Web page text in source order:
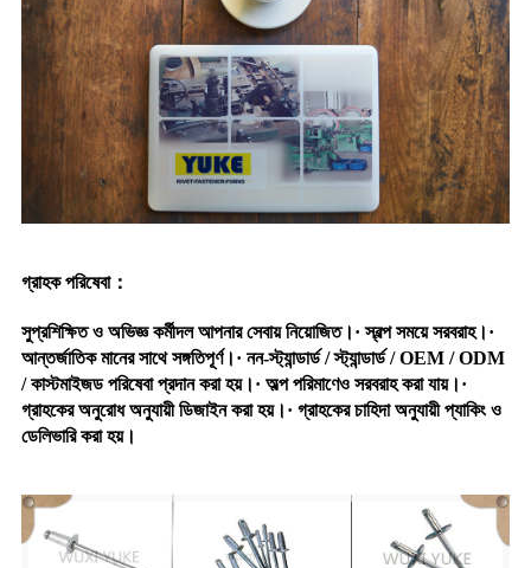
গ্রাহক পরিষেবা：
সুপ্রশিক্ষিত ও অভিজ্ঞ কর্মীদল আপনার সেবায় নিয়োজিত।· স্বল্প সময়ে সরবরাহ।·
আন্তর্জাতিক মানের সাথে সঙ্গতিপূর্ণ।· নন-স্ট্যান্ডার্ড / স্ট্যান্ডার্ড / OEM / ODM
/ কাস্টমাইজড পরিষেবা প্রদান করা হয়।· অল্প পরিমাণেও সরবরাহ করা যায়।·
গ্রাহকের অনুরোধ অনুযায়ী ডিজাইন করা হয়।· গ্রাহকের চাহিদা অনুযায়ী প্যাকিং ও
ডেলিভারি করা হয়।